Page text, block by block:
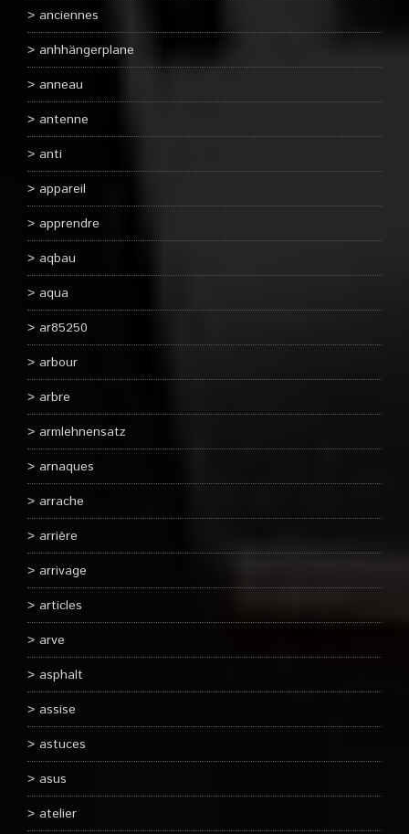
anciennes
anhhängerplane
anneau
antenne
anti
appareil
apprendre
aqbau
aqua
ar85250
arbour
arbre
armlehnensatz
arnaques
arrache
arrière
arrivage
articles
arve
asphalt
assise
astuces
asus
atelier